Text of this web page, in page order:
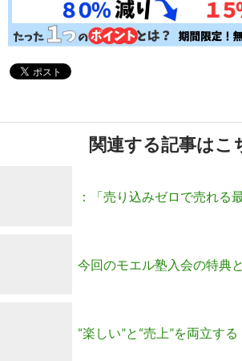
関連する記事はこ
：「売り込みゼロで売れる
るファミリーメンバー募集！
今回のモエル塾入会の特典
流れとは？
“楽しい”と“売上”を両立す